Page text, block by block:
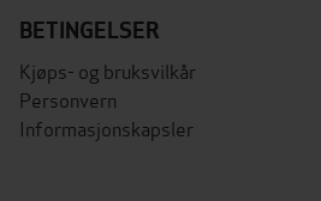
BETINGELSER
Kjøps- og bruksvilkår
Personvern
Informasjonskapsler